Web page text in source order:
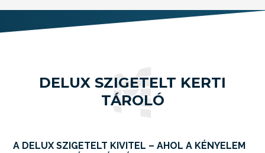
DELUX SZIGETELT KERTI
TÁROLÓ
A DELUX SZIGETELT KIVITEL – AHOL A KÉNYELEM